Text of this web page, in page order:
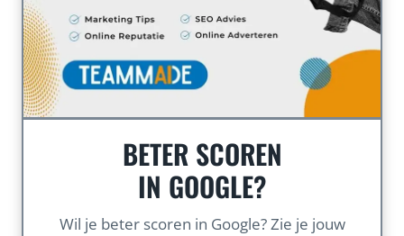
BETER SCOREN
IN GOOGLE?
Wil je beter scoren in Google? Zie je jouw